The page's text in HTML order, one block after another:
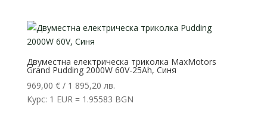
Двуместна електрическа триколка MaxMotors
Grand Pudding 2000W 60V-25Ah, Синя
969,00 €/ 1 895,20 лв.
Курс: 1 EUR = 1.95583 BGN